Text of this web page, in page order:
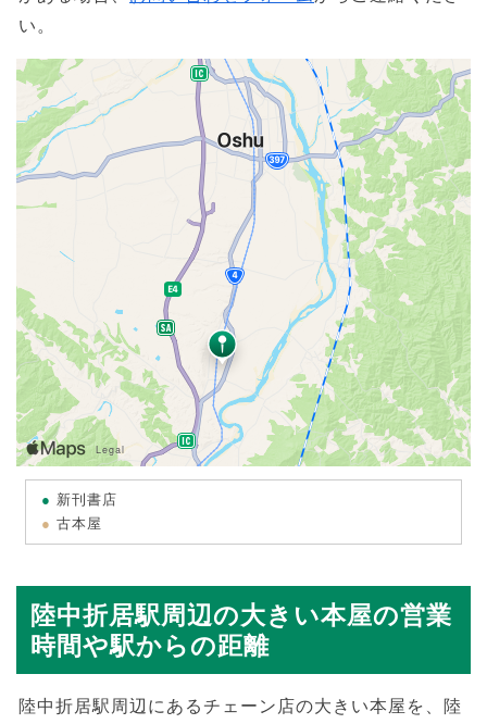
い。
新刊書店
古本屋
陸中折居駅周辺の大きい本屋の営業
時間や駅からの距離
陸中折居駅周辺にあるチェーン店の大きい本屋を、陸